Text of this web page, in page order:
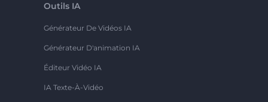
Outils IA
Générateur De Vidéos IA
Générateur D'animation IA
Éditeur Vidéo IA
IA Texte-À-Vidéo